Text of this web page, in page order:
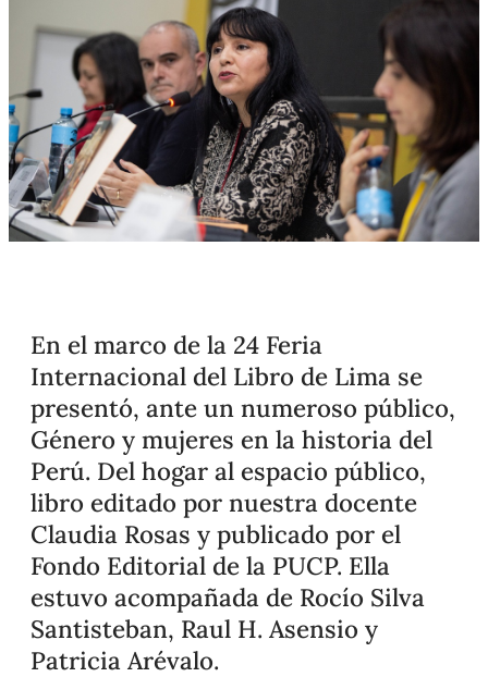
En el marco de la 24 Feria
Internacional del Libro de Lima se
presentó, ante un numeroso público,
Género y mujeres en la historia del
Perú. Del hogar al espacio público,
libro editado por nuestra docente
Claudia Rosas y publicado por el
Fondo Editorial de la PUCP. Ella
estuvo acompañada de Rocío Silva
Santisteban, Raul H. Asensio y
Patricia Arévalo.